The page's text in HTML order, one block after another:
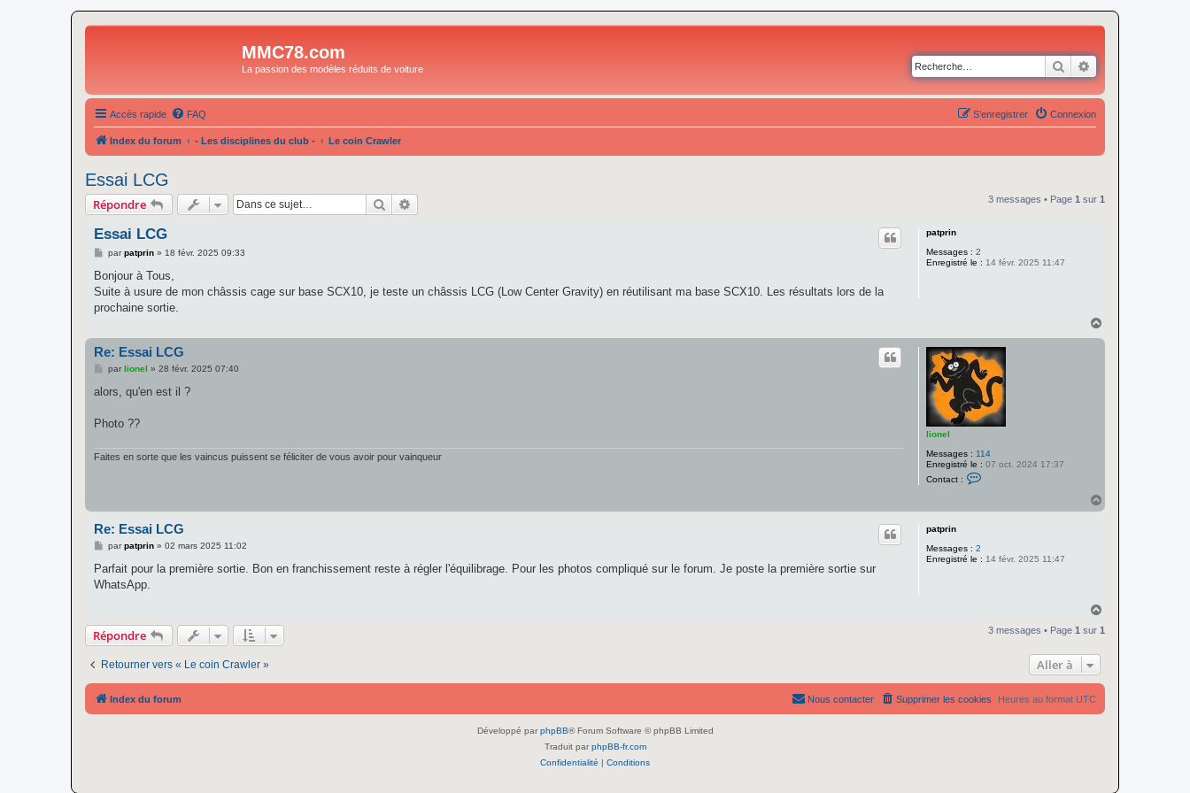
MMC78.com
La passion des modèles réduits de voiture Rechercher
Accès rapide FAQ Connexion
S’enregistrer
Index du forum - Les disciplines du club - Le coin Crawler
Essai LCG
Répondre Rechercher 3 messages • Page 1 sur 1
patprin
Messages : 2
Enregistré le : 14 févr. 2025 11:47
Essai LCG
M
s
a
g
parpatprin» 18 févr. 2025 09:33
Bonjour à Tous,
Suite à usure de mon châssis cage sur base SCX10, je teste un châssis LCG (Low Center Gravity) en réutilisant ma base SCX10. Les résultats lors de la
prochaine sortie.
u
lionel
Messages : 114
Enregistré le : 07 oct. 2024 17:37
Contact :
r
Re: Essai LCG
M
s
g
par lionel » 28 févr. 2025 07:40
alors, qu'en est il ?
Photo ??
Faites en sorte que les vaincus puissent se féliciter de vous avoir pour vainqueur
a
patprin
Messages : 2
Enregistré le : 14 févr. 2025 11:47
Re: Essai LCG
M
s
a
parpatprin» 02 mars 2025 11:02
Parfait pour la première sortie. Bon en franchissement reste à régler l'équilibrage. Pour les photos compliqué sur le forum. Je poste la première sortie sur
WhatsApp.
u
Répondre 3 messages • Page 1 sur 1
Retourner vers « Le coin Crawler » Aller à
Index du forum Heures au format UTC
Supprimer les cookies
Nous contacter
Développé par phpBB® Forum Software © phpBB Limited
Traduit par phpBB-fr.com
Confidentialité | Conditions